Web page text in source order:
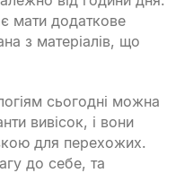
мати додаткове
з матеріалів, що
сьогодні можна
вивісок, і вони
для перехожих.
до себе, та